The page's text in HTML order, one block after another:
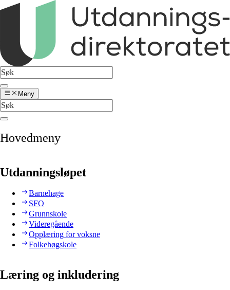
Meny
Hovedmeny
Utdanningsløpet
Barnehage
SFO
Grunnskole
Videregående
Opplæring for voksne
Folkehøgskole
Læring og inkludering